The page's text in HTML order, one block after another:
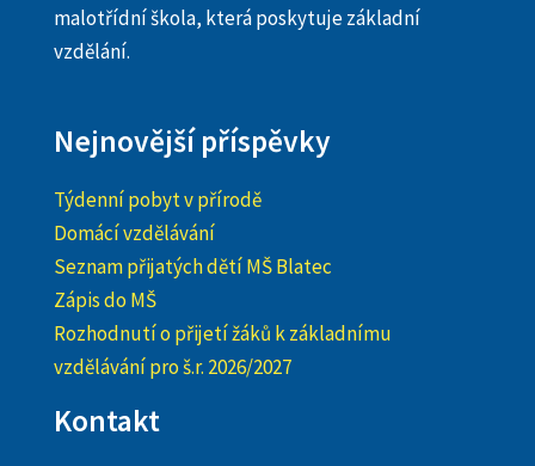
malotřídní škola, která poskytuje základní
vzdělání.
Nejnovější příspěvky
Týdenní pobyt v přírodě
Domácí vzdělávání
Seznam přijatých dětí MŠ Blatec
Zápis do MŠ
Rozhodnutí o přijetí žáků k základnímu
vzdělávání pro š.r. 2026/2027
Kontakt